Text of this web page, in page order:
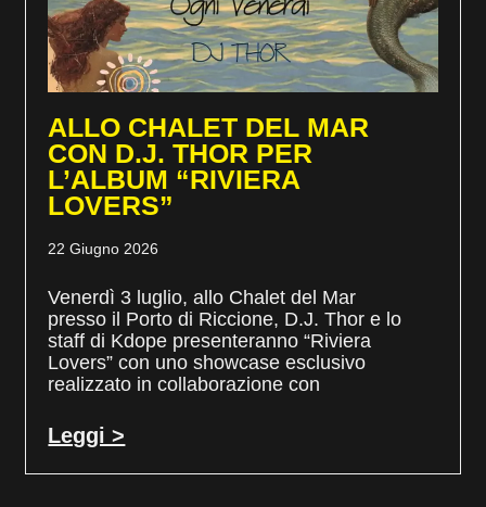
ALLO CHALET DEL MAR
CON D.J. THOR PER
L’ALBUM “RIVIERA
LOVERS”
22 Giugno 2026
Venerdì 3 luglio, allo Chalet del Mar
presso il Porto di Riccione, D.J. Thor e lo
staff di Kdope presenteranno “Riviera
Lovers” con uno showcase esclusivo
realizzato in collaborazione con
Leggi >